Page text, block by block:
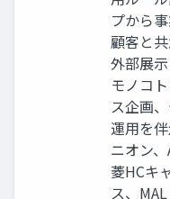
プから
顧客と
外部展
モノコ
ス企画
運用を
ニオン
菱HCキ
ス、